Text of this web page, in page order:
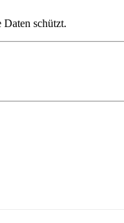
schützt.